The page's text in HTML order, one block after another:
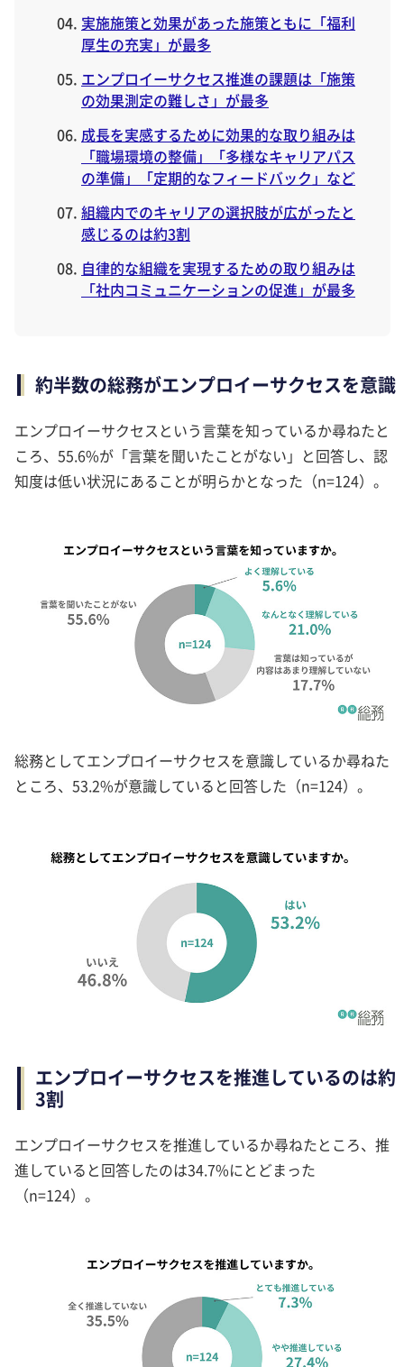
実施施策と効果があった施策ともに「福利
厚生の充実」が最多
エンプロイーサクセス推進の課題は「施策
の効果測定の難しさ」が最多
成長を実感するために効果的な取り組みは
「職場環境の整備」「多様なキャリアパス
の準備」「定期的なフィードバック」など
組織内でのキャリアの選択肢が広がったと
感じるのは約3割
自律的な組織を実現するための取り組みは
「社内コミュニケーションの促進」が最多
約半数の総務がエンプロイーサクセスを意識
エンプロイーサクセスという言葉を知っているか尋ねたと
ころ、55.6%が「言葉を聞いたことがない」と回答し、認
知度は低い状況にあることが明らかとなった（n=124）。
総務としてエンプロイーサクセスを意識しているか尋ねた
ところ、53.2%が意識していると回答した（n=124）。
エンプロイーサクセスを推進しているのは約
3割
エンプロイーサクセスを推進しているか尋ねたところ、推
進していると回答したのは34.7%にとどまった
（n=124）。